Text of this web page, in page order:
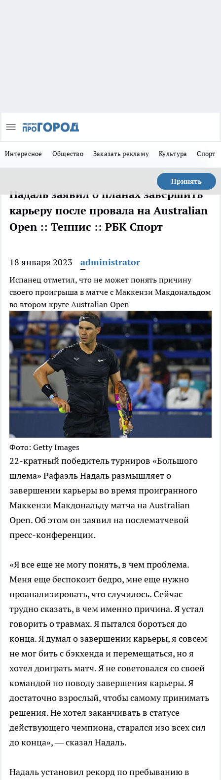
Интересное Общество Заказать рекламу Культура Спорт
Принять
Надаль заявил о планах завершить
карьеру после провала на Australian
Open :: Теннис :: РБК Спорт
18 января 2023 administrator
Испанец отметил, что не может понять причину
своего проигрыша в матче с Маккензи Макдональдом
во втором круге Australian Open
Фото: Getty Images
22-кратный победитель турниров «Большого
шлема» Рафаэль Надаль размышляет о
завершении карьеры во время проигранного
Маккензи Макдональду матча на Australian
Open. Об этом он заявил на послематчевой
пресс-конференции.
«Я все еще не могу понять, в чем проблема.
Меня еще беспокоит бедро, мне еще нужно
проанализировать, что случилось. Сейчас
трудно сказать, в чем именно причина. Я устал
говорить о травмах. Я пытался бороться до
конца. Я думал о завершении карьеры, я совсем
не мог бить с бэкхенда и перемещаться, но я
хотел доиграть матч. Я не советовался со своей
командой по поводу завершения карьеры. Я
достаточно взрослый, чтобы самому принимать
решения. Не хотел заканчивать в статусе
действующего чемпиона, старался изо всех сил
до конца», — сказал Надаль.
Надаль установил рекорд по пребыванию в